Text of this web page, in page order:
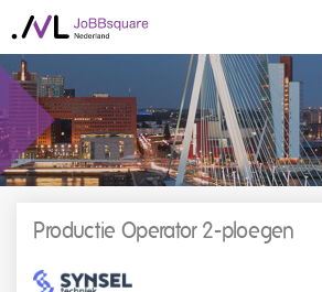
Productie Operator 2-ploegen